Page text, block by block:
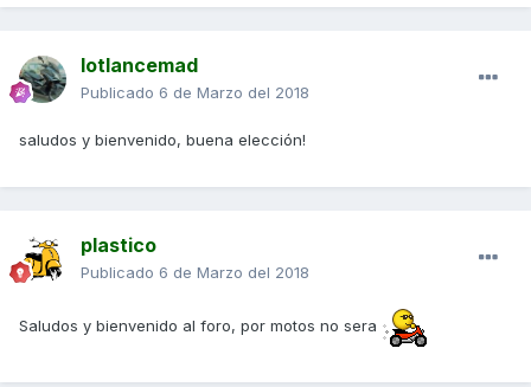
lotlancemad
Publicado 6 de Marzo del 2018
saludos y bienvenido, buena elección!
plastico
Publicado 6 de Marzo del 2018
Saludos y bienvenido al foro, por motos no sera